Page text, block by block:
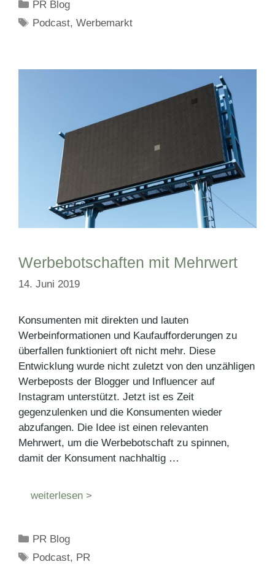
Kategorien
PR Blog
Schlagwörter
Podcast,Werbemarkt
Werbebotschaften mit Mehrwert
14. Juni 2019
Konsumenten mit direkten und lauten
Werbeinformationen und Kaufaufforderungen zu
überfallen funktioniert oft nicht mehr. Diese
Entwicklung wurde nicht zuletzt von den unzähligen
Werbeposts der Blogger und Influencer auf
Instagram unterstützt. Jetzt ist es Zeit
gegenzulenken und die Konsumenten wieder
abzufangen. Die Idee ist einen relevanten
Mehrwert, um die Werbebotschaft zu spinnen,
damit der Konsument nachhaltig …
weiterlesen >
Kategorien
PR Blog
Schlagwörter
Podcast, PR